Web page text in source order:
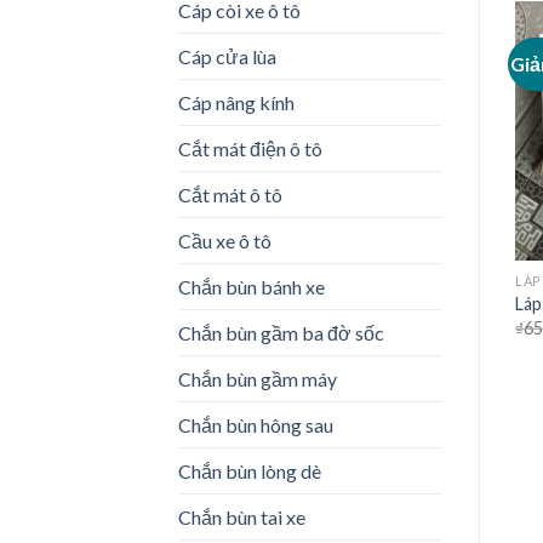
Cáp còi xe ô tô
Cáp cửa lùa
Cáp nâng kính
Cắt mát điện ô tô
Cắt mát ô tô
Cầu xe ô tô
Chắn bùn bánh xe
Chắn bùn gầm ba đờ sốc
Chắn bùn gầm máy
Chắn bùn hông sau
Chắn bùn lòng dè
Chắn bùn tai xe
₫
Add to
PHỤ TÙNG XE KIA MORNING
175,000
Giảm giá!
PHỤ TÙNG XE KIA MORNING
₫600,000 ₫400,000